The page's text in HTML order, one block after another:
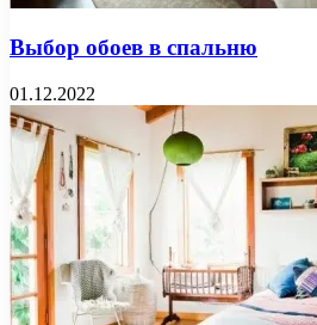
Выбор обоев в спальню
01.12.2022